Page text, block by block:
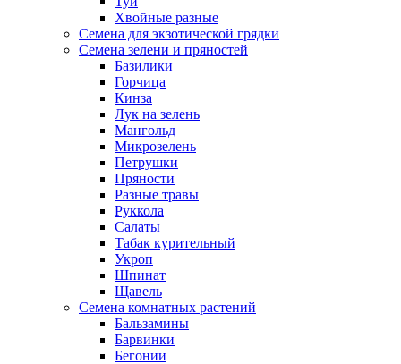
Хвойные разные
Семена для экзотической грядки
Семена зелени и пряностей
Базилики
Горчица
Кинза
Лук на зелень
Мангольд
Микрозелень
Петрушки
Пряности
Разные травы
Руккола
Салаты
Табак курительный
Укроп
Шпинат
Щавель
Семена комнатных растений
Бальзамины
Барвинки
Бегонии